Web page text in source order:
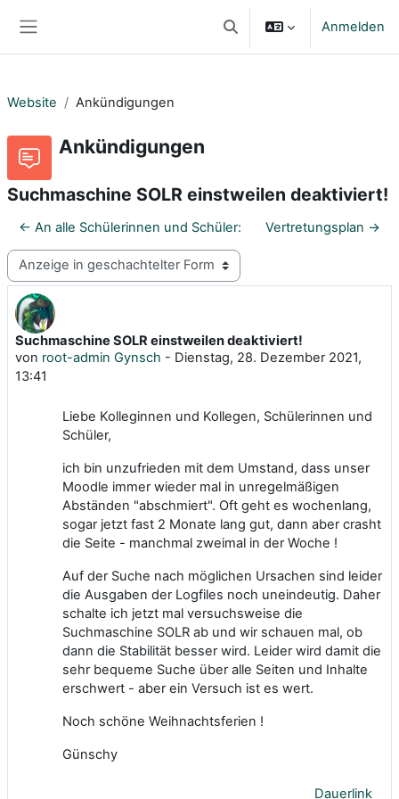
Sucheingabe umschalten
Anmelden
Website Ankündigungen
Ankündigungen
Suchmaschine SOLR einstweilen deaktiviert!
← An alle Schülerinnen und Schüler: Vertretungsplan →
Anzeigemodus
Suchmaschine SOLR einstweilen deaktiviert!
von root-admin Gynsch - Dienstag, 28. Dezember 2021,
13:41
Anzahl Antworten: 0
Liebe Kolleginnen und Kollegen, Schülerinnen und
Schüler,
ich bin unzufrieden mit dem Umstand, dass unser
Moodle immer wieder mal in unregelmäßigen
Abständen "abschmiert". Oft geht es wochenlang,
sogar jetzt fast 2 Monate lang gut, dann aber crasht
die Seite - manchmal zweimal in der Woche !
Auf der Suche nach möglichen Ursachen sind leider
die Ausgaben der Logfiles noch uneindeutig. Daher
schalte ich jetzt mal versuchsweise die
Suchmaschine SOLR ab und wir schauen mal, ob
dann die Stabilität besser wird. Leider wird damit die
sehr bequeme Suche über alle Seiten und Inhalte
erschwert - aber ein Versuch ist es wert.
Noch schöne Weihnachtsferien !
Günschy
Dauerlink